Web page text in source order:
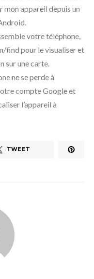
mon appareil depuis un
votre téléphone,
find pour le visualiser et
sur une carte.
ne se perde à
compte Google et
l’appareil à
TWEET